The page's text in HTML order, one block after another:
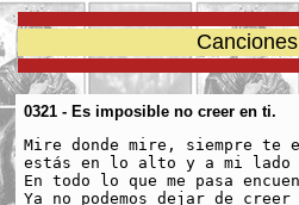
0321 - Es imposible no creer en ti.
Mire donde mire, siempre te
estás en lo alto y a mi lado
En todo lo que me pasa
Ya no podemos dejar de